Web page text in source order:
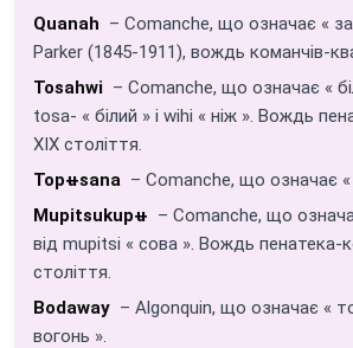
Quanah – Comanche, що означає «
Parker (1845-1911), вождь команчів-
Tosahwi – Comanche, що означає «
tosa- « білий » і wihi « ніж ». Вождь
XIX століття.
Topʉsana – Comanche, що означає «
Mupitsukupʉ – Comanche, що
від mupitsi « сова ». Вождь пенатека-
століття.
Bodaway – Algonquin, що означає «
вогонь ».